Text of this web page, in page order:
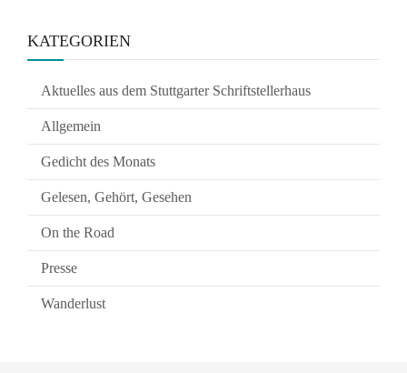
KATEGORIEN
Aktuelles aus dem Stuttgarter Schriftstellerhaus
Allgemein
Gedicht des Monats
Gelesen, Gehört, Gesehen
On the Road
Presse
Wanderlust